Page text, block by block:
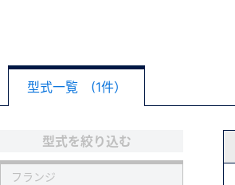
型式一覧 (1件）
型式を絞り込む
フランジ